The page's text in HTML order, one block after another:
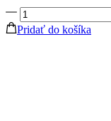
množstvo
Elektrický
potrubný
Pridať do košíka